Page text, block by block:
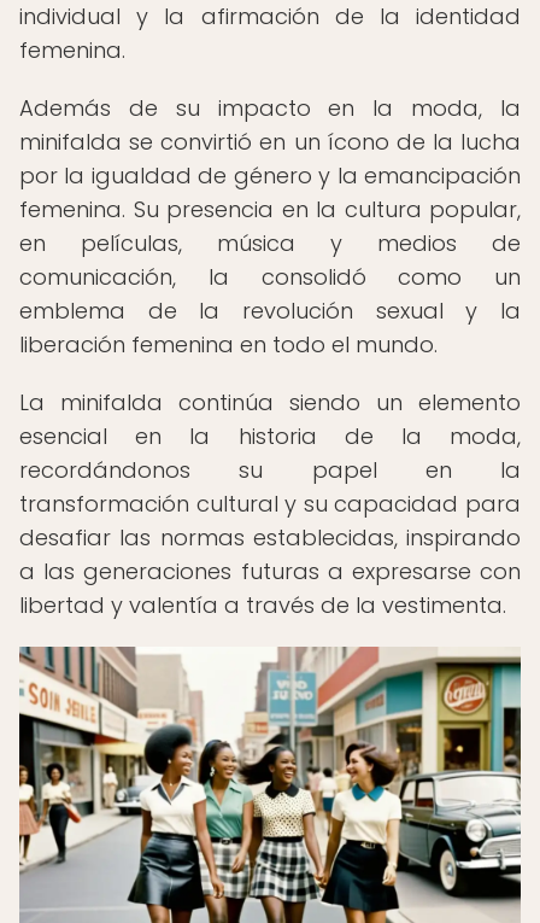
individual y la afirmación de la identidad
femenina.
Además de su impacto en la moda, la
minifalda se convirtió en un ícono de la lucha
por la igualdad de género y la emancipación
femenina. Su presencia en la cultura popular,
en películas, música y medios de
comunicación, la consolidó como un
emblema de la revolución sexual y la
liberación femenina en todo el mundo.
La minifalda continúa siendo un elemento
esencial en la historia de la moda,
recordándonos su papel en la
transformación cultural y su capacidad para
desafiar las normas establecidas, inspirando
a las generaciones futuras a expresarse con
libertad y valentía a través de la vestimenta.